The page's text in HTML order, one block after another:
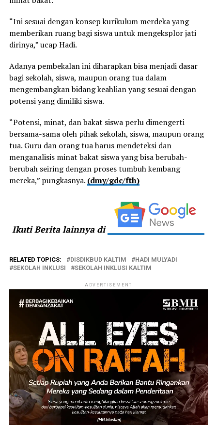
“Ini sesuai dengan konsep kurikulum merdeka yang
memberikan ruang bagi siswa untuk mengeksplor jati
dirinya,” ucap Hadi.
Adanya pembekalan ini diharapkan bisa menjadi dasar
bagi sekolah, siswa, maupun orang tua dalam
mengembangkan bidang keahlian yang sesuai dengan
potensi yang dimiliki siswa.
“Potensi, minat, dan bakat siswa perlu dimengerti
bersama-sama oleh pihak sekolah, siswa, maupun orang
tua. Guru dan orang tua harus mendeteksi dan
menganalisis minat bakat siswa yang bisa berubah-
berubah seiring dengan proses tumbuh kembang
mereka,” pungkasnya. (dmy/gdc/fth)
Ikuti Berita lainnya di
RELATED TOPICS: DISDIKBUD KALTIM
HADI MULYADI
SEKOLAH INKLUSI
SEKOLAH INKLUSI KALTIM
ADVERTISEMENT